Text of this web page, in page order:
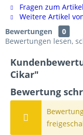
Fragen zum
Weitere Artikel von
Bewertungen
0
Bewertungen lesen,
Cikar"
Bewertung